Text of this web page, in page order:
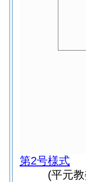
第2号様式
(平元